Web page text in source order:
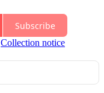
Subscribe
Collection notice